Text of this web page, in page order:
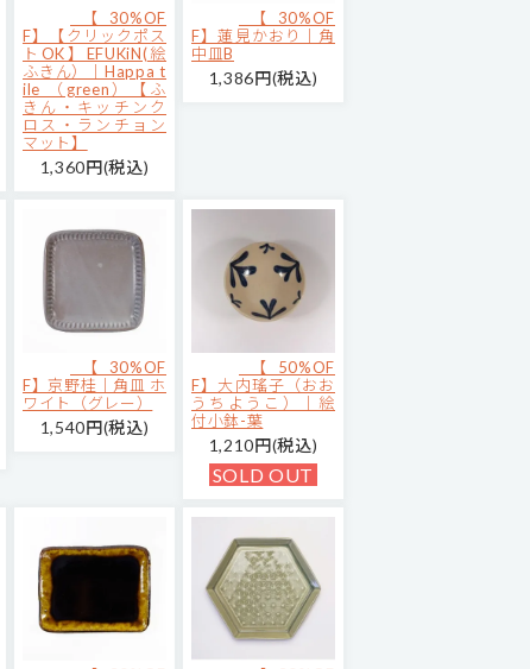
【30%OF
F】【クリックポス
トOK】EFUKiN(絵
ふきん）｜Happa t
ile （green）【ふ
きん・キッチンク
ロス・ランチョン
マット】
1,360円(税込)
【30%OF
F】蓮見かおり｜角
中皿B
1,386円(税込)
【30%OF
F】京野桂｜角皿 ホ
ワイト（グレー）
1,540円(税込)
【50%OF
F】大内瑤子（おお
うちようこ）｜絵
付小鉢-葉
1,210円(税込)
SOLD OUT